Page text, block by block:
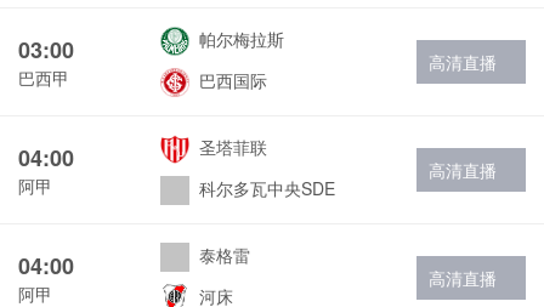
03:00
巴西甲
帕尔梅拉斯
巴西国际
高清直播
04:00
阿甲
圣塔菲联
科尔多瓦中央SDE
高清直播
04:00
阿甲
泰格雷
河床
高清直播